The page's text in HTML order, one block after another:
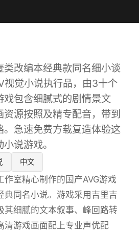
类改编本经典款同名细小谈
视觉小说执行品，由3十个
戏包含细腻式的剧情景文
源按照及精专配音，带到
。急速免费方载复造体验这
说游戏。
中文
作室精心制作的国产AVG游戏
典同名小说。游戏采用吉里吉
其细腻的文本叙事、峰回路转
清游戏画面配上专业声优配